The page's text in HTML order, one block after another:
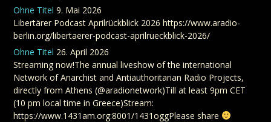
Ohne Titel 9. Mai 2026
Libertärer Podcast Aprilrückblick 2026 https://www.aradio-
berlin.org/libertaerer-podcast-aprilrueckblick-2026/
Ohne Titel 26. April 2026
Streaming now!The annual liveshow of the international
Network of Anarchist and Antiauthoritarian Radio Projects,
directly from Athens (@aradionetwork)Till at least 9pm CET
(10 pm local time in Greece)Stream:
https://www.1431am.org:8001/1431oggPlease share